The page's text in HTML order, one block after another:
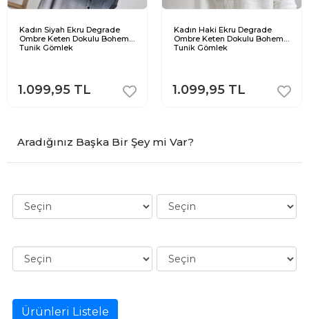
Kadın Siyah Ekru Degrade
Ombre Keten Dokulu Bohem
Tunik Gömlek
1.099,95 TL
Kadın Haki Ekru Degrade
Ombre Keten Dokulu Bohem
Tunik Gömlek
1.099,95 TL
Aradığınız Başka Bir Şey mi Var?
Ürünleri Listele